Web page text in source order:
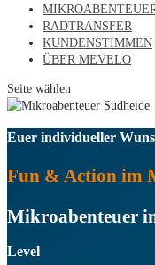
RADTRANSFER
KUNDENSTIMMEN
ÜBER MEVELO
Seite wählen
Euer individueller
Fun & Action im
Mikroabenteuer
Level